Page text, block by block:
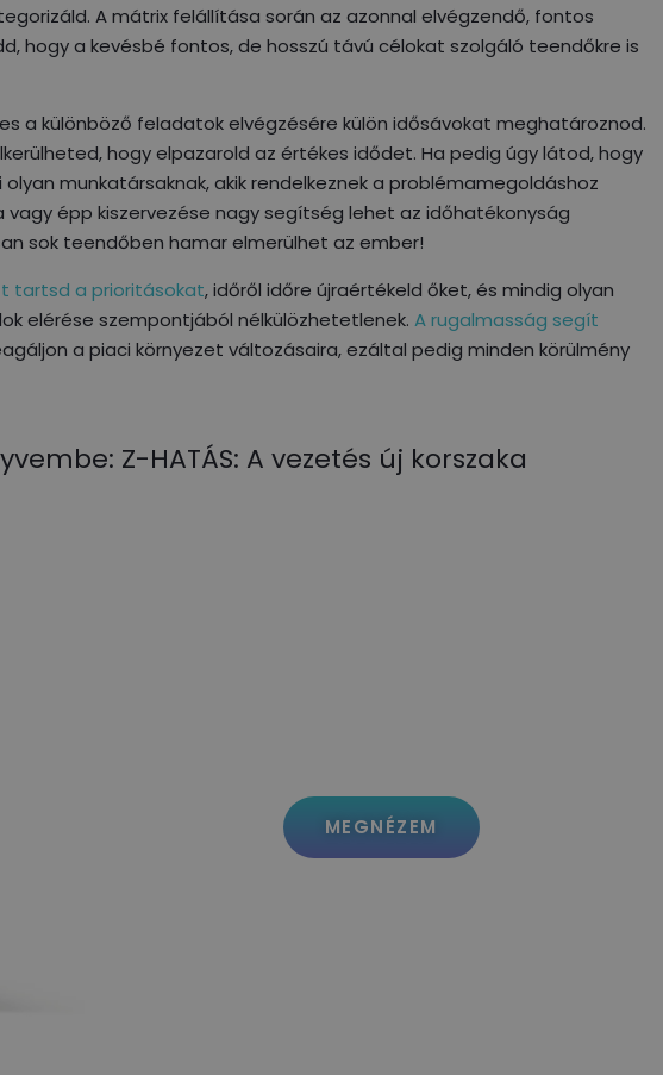
A mátrix felállítása során az azonnal elvégzendő, fontos
hogy a kevésbé fontos, de hosszú távú célokat szolgáló teendőkre is
a különböző feladatok elvégzésére külön idősávokat meghatároznod.
hogy elpazarold az értékes idődet. Ha pedig úgy látod, hogy
munkatársaknak, akik rendelkeznek a problémamegoldáshoz
épp kiszervezése nagy segítség lehet az időhatékonyság
sok teendőben hamar elmerülhet az ember!
tartsd a prioritásokat, időről időre újraértékeld őket, és mindig olyan
elérése szempontjából nélkülözhetetlenek. A rugalmasság segít
a piaci környezet változásaira, ezáltal pedig minden körülmény
Z-HATÁS: A vezetés új korszaka
MEGNÉZEM